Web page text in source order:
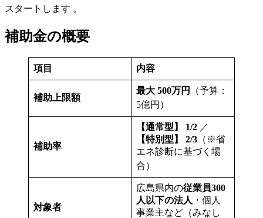
スタートします 。
補助金の概要
項目 内容
補助上限額
最大 500万円
（予算：
5億円）
補助率
【通常型】 1/2 ／
【特別型】 2/3 （※省
エネ診断に基づく場
合）
対象者
広島県内の従業員300
人以下の法人 ・個人
事業主など（みなし